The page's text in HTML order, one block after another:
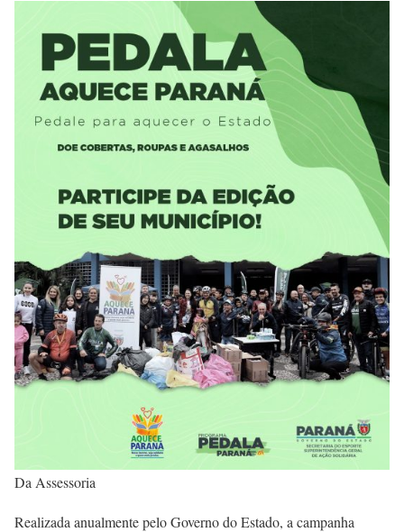
Da Assessoria
Realizada anualmente pelo Governo do Estado, a campanha